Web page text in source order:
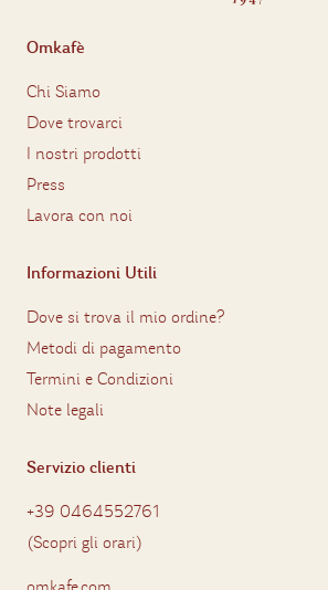
Omkafè
Chi Siamo
Dove trovarci
I nostri prodotti
Press
Lavora con noi
Informazioni Utili
Dove si trova il mio ordine?
Metodi di pagamento
Termini e Condizioni
Note legali
Servizio clienti
+39 0464552761
(Scopri gli orari)